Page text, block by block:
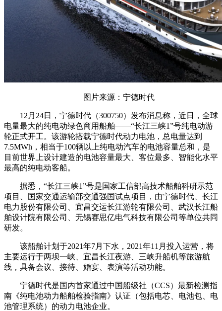
图片来源：宁德时代
12月24日，宁德时代（300750）发布消息称，近日，全球
电量最大的纯电动绿色商用船舶——“长江三峡1”号纯电动游
轮正式开工。该游轮搭载宁德时代动力电池，总电量达到
7.5MWh，相当于100辆以上纯电动汽车的电池容量总和，是
目前世界上设计建造的电池容量最大、客位最多、智能化水平
最高的纯电动客船。
据悉，“长江三峡1”号是国家工信部高技术船舶科研示范
项目、国家交通运输部交通强国试点项目，由宁德时代、长江
电力股份有限公司、宜昌交运长江游轮有限公司、武汉长江船
舶设计院有限公司、无锡赛思亿电气科技有限公司等单位共同
研发。
该船舶计划于2021年7月下水，2021年11月投入运营，将
主要运行于两坝一峡、宜昌长江夜游、三峡升船机等旅游航
线，具备会议、接待、婚宴、表演等活动功能。
宁德时代是国内首家通过中国船级社（CCS）最新检测指
南《纯电池动力船舶检验指南》认证（包括电芯、电池包、电
池管理系统）的动力电池企业。